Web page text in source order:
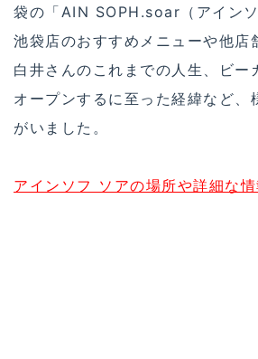
袋の「AIN SOPH.soar（アインソ
池袋店のおすすめメニューや他店
白井さんのこれまでの人生、ビー
オープンするに至った経緯など、
がいました。
アインソフ ソアの場所や詳細な情